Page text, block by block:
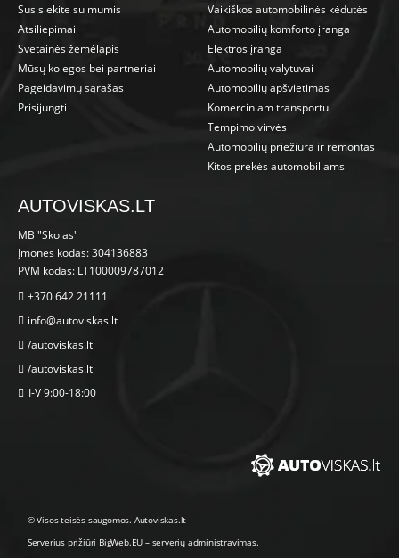
Susisiekite su mumis
Atsiliepimai
Svetainės žemėlapis
Mūsų kolegos bei partneriai
Pageidavimų sąrašas
Prisijungti
Vaikiškos automobilinės kėdutės
Automobilių komforto įranga
Elektros įranga
Automobilių valytuvai
Automobilių apšvietimas
Komerciniam transportui
Tempimo virvės
Automobilių priežiūra ir remontas
Kitos prekės automobiliams
AUTOVISKAS.LT
MB "Skolas"
Įmonės kodas: 304136883
PVM kodas: LT100009787012
+370 642 21111
info@autoviskas.lt
/autoviskas.lt
/autoviskas.lt
I-V 9:00-18:00
© Visos teisės saugomos. Autoviskas.lt
Serverius prižiūri BigWeb.EU – serverių administravimas.